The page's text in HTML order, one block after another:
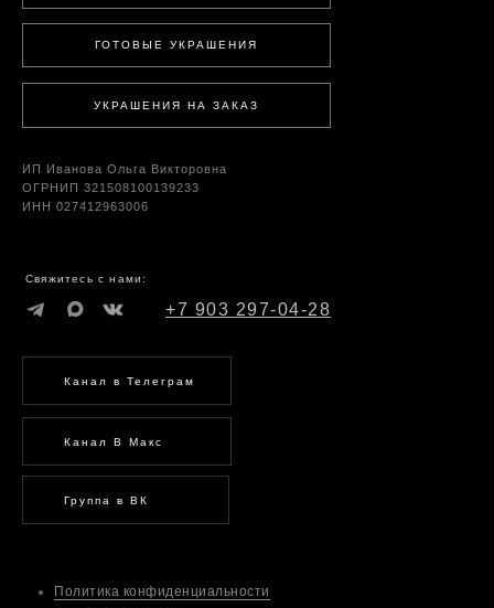
УКРАШЕНИЯ НА ЗАКАЗ
ГОТОВЫЕ УКРАШЕНИЯ
Политика конфиденциальности
+7 903 297-04-28
Канал В Макс
Группа в ВК
Канал в Телеграм
Свяжитесь с нами:
ИП Иванова Ольга Викторовна
ОГРНИП 321508100139233
ИНН 027412963006